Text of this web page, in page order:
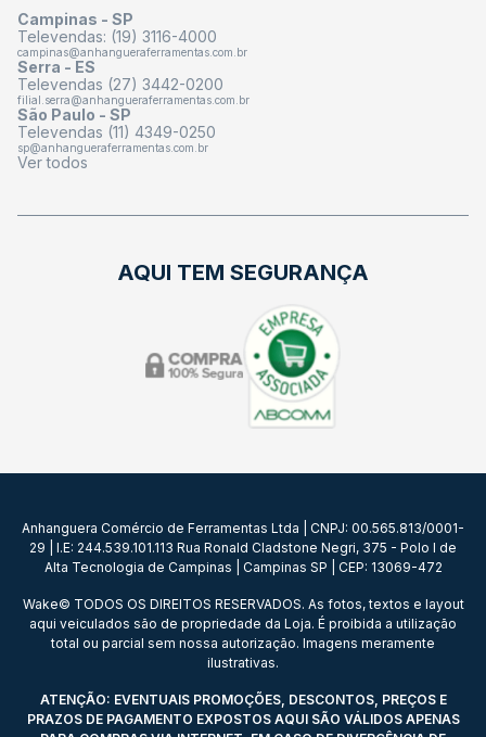
Campinas - SP
Televendas: (19) 3116-4000
campinas@anhangueraferramentas.com.br
Serra - ES
Televendas (27) 3442-0200
filial.serra@anhangueraferramentas.com.br
São Paulo - SP
Televendas (11) 4349-0250
sp@anhangueraferramentas.com.br
Ver todos
AQUI TEM SEGURANÇA
Anhanguera Comércio de Ferramentas Ltda | CNPJ: 00.565.813/0001-
29 | I.E: 244.539.101.113 Rua Ronald Cladstone Negri, 375 - Polo I de
Alta Tecnologia de Campinas | Campinas SP | CEP: 13069-472
Wake© TODOS OS DIREITOS RESERVADOS. As fotos, textos e layout
aqui veiculados são de propriedade da Loja. É proibida a utilização
total ou parcial sem nossa autorização. Imagens meramente
ilustrativas.
ATENÇÃO: EVENTUAIS PROMOÇÕES, DESCONTOS, PREÇOS E
PRAZOS DE PAGAMENTO EXPOSTOS AQUI SÃO VÁLIDOS APENAS